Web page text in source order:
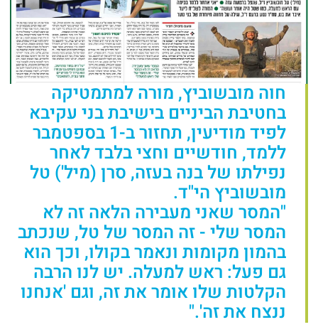
חוה מובשוביץ, מורה למתמטיקה
בחטיבת הביניים בישיבת בני עקיבא
לפיד מודיעין, תחזור ב-1 בספטמבר
ללמד, חודשיים וחצי בלבד לאחר
נפילתו של בנה בעזה, סרן (מיל') טל
מובשוביץ הי"ד.
"המסר שאני מעבירה הלאה זה לא
המסר שלי - זה המסר של טל, שנכתב
בהמון מקומות ונאמר בקולו, וכך הוא
גם פעל: ראש למעלה. יש לנו הרבה
הקלטות שלו אומר את זה, וגם 'אנחנו
ננצח את זה'."